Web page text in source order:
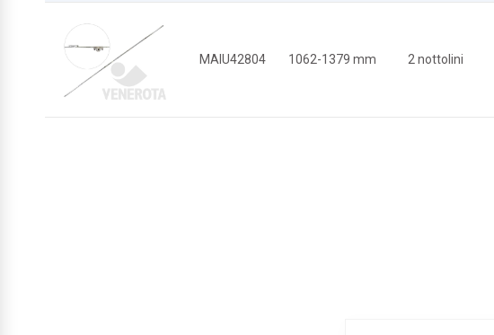
MAIU42804 1062-1379 mm 2 nottolini